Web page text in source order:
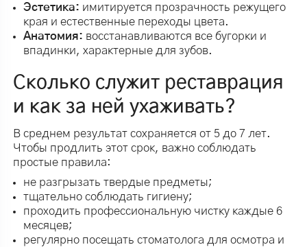
Эстетика: имитируется прозрачность режущего
края и естественные переходы цвета.
Анатомия: восстанавливаются все бугорки и
впадинки, характерные для зубов.
Сколько служит реставрация
и как за ней ухаживать?
В среднем результат сохраняется от 5 до 7 лет.
Чтобы продлить этот срок, важно соблюдать
простые правила:
не разгрызать твердые предметы;
тщательно соблюдать гигиену;
проходить профессиональную чистку каждые 6
месяцев;
регулярно посещать стоматолога для осмотра и